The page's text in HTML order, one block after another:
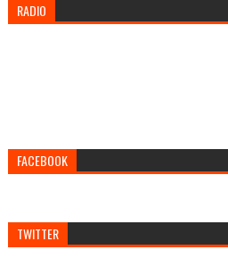
RADIO
FACEBOOK
TWITTER